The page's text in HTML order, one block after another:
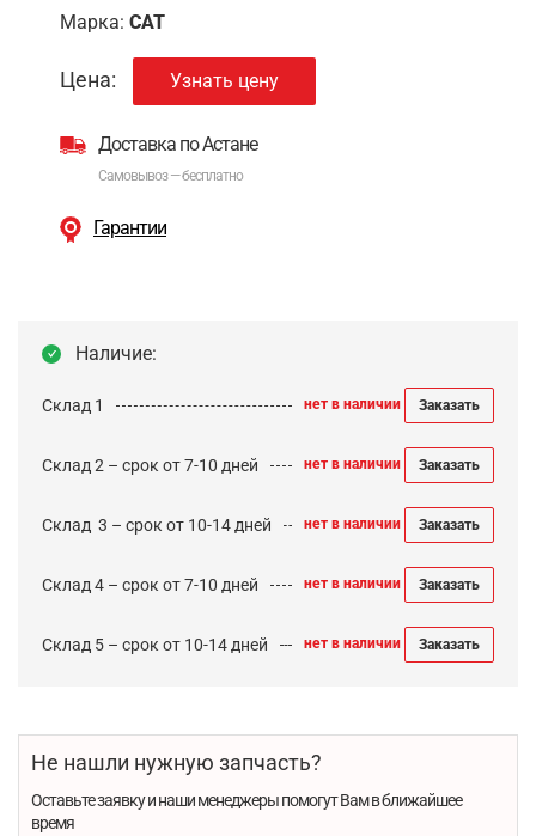
Марка: CAT
Цена: Узнать цену
Доставка по Астане
Самовывоз — бесплатно
Гарантии
Наличие:
Склад 1 нет в наличии Заказать
Склад 2 – срок от 7-10 дней нет в наличии Заказать
Cклад 3 – срок от 10-14 дней нет в наличии Заказать
Склад 4 – срок от 7-10 дней нет в наличии Заказать
Склад 5 – срок от 10-14 дней нет в наличии Заказать
Не нашли нужную запчасть?
Оставьте заявку и наши менеджеры помогут Вам в ближайшее
время